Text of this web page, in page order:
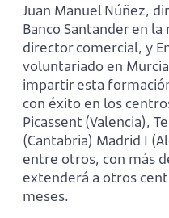
Juan Manuel Núñez,
Banco Santander en
director comercial, y
voluntariado en
impartir esta
con éxito en los
Picassent (Valencia),
(Cantabria) Madrid I
entre otros, con más
extenderá a otros
meses.